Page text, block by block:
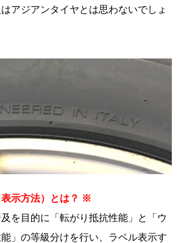
アジアンタイヤとは思わないでしょ
示方法）とは？ ※
を目的に「転がり抵抗性能」と「ウ
」の等級分けを行い、ラベル表示す